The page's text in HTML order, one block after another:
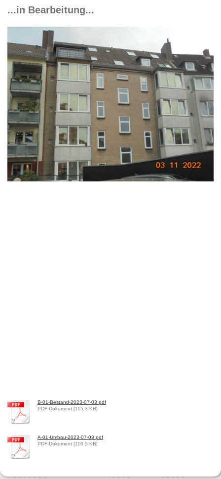
...in Bearbeitung...
B-01-Bestand-2023-07-03.pdf
PDF-Dokument [115.3 KB]
A-01-Umbau-2023-07-03.pdf
PDF-Dokument [110.5 KB]